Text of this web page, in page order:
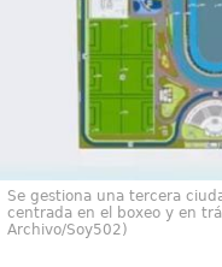
Se gestiona una tercera
centrada en el boxeo y en
Archivo/Soy502)